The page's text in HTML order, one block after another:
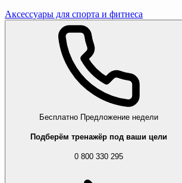
Аксессуары для спорта и фитнеса
Бесплатно Предложение недели
Подберём тренажёр под ваши цели
0 800 330 295